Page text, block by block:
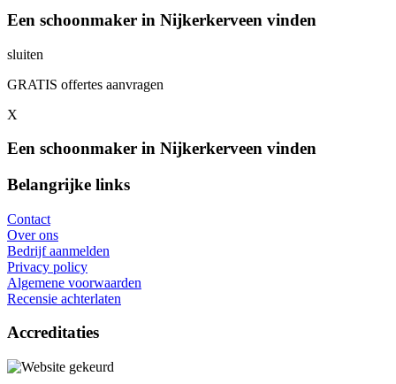
Een schoonmaker in Nijkerkerveen vinden
sluiten
GRATIS offertes aanvragen
X
Een schoonmaker in Nijkerkerveen vinden
Belangrijke links
Contact
Over ons
Bedrijf aanmelden
Privacy policy
Algemene voorwaarden
Recensie achterlaten
Accreditaties